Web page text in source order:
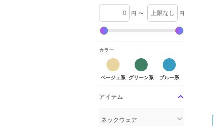
円 〜 円
カラー
ベージュ系
ベージュ系
グリーン系
グリーン系
ブルー系
ブルー系
アイテム
ネックウェア